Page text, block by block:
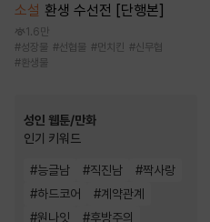
소설 환생 수선전 [단행본]
1.6만
#성장물 #선협물 #먼치킨 #신무협
# 환생물
성인 웹툰/만화
인기 키워드
#능글남 #직진남 #짝사랑
#하드코어 #계약관계
#원나잇 #후방주의